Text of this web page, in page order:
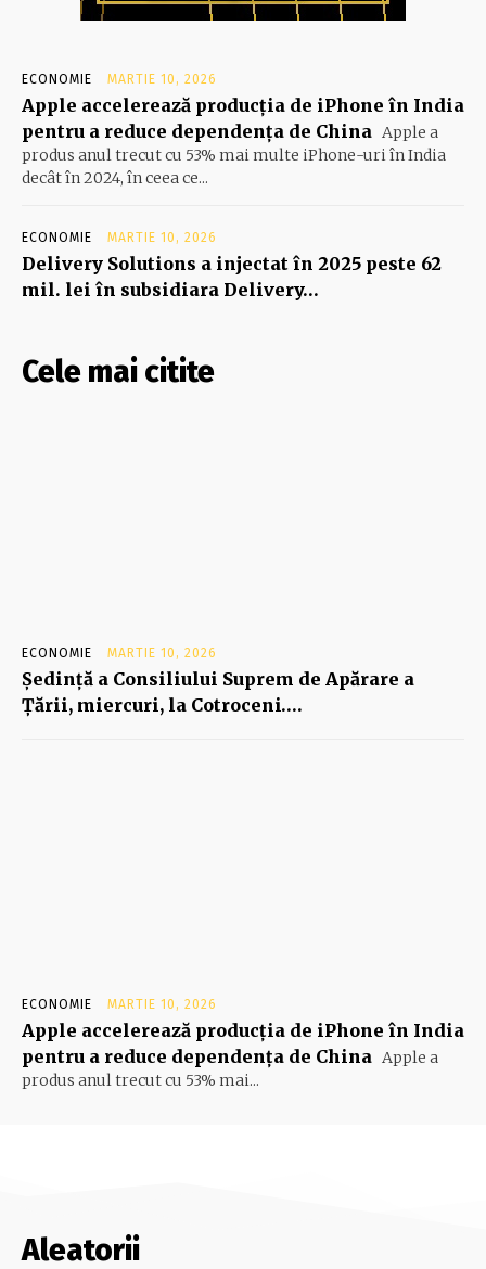
ECONOMIE MARTIE 10, 2026
Apple accelerează producția de iPhone în India
pentru a reduce dependența de China Apple a
produs anul trecut cu 53% mai multe iPhone-uri în India
decât în 2024, în ceea ce...
ECONOMIE MARTIE 10, 2026
Delivery Solutions a injectat în 2025 peste 62
mil. lei în subsidiara Delivery…
Cele mai citite
ECONOMIE MARTIE 10, 2026
Şedinţă a Consiliului Suprem de Apărare a
Ţării, miercuri, la Cotroceni….
ECONOMIE MARTIE 10, 2026
Apple accelerează producția de iPhone în India
pentru a reduce dependența de China Apple a
produs anul trecut cu 53% mai...
Aleatorii